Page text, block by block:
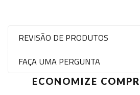
REVISÃO DE PRODUTOS
FAÇA UMA PERGUNTA
ECONOMIZE